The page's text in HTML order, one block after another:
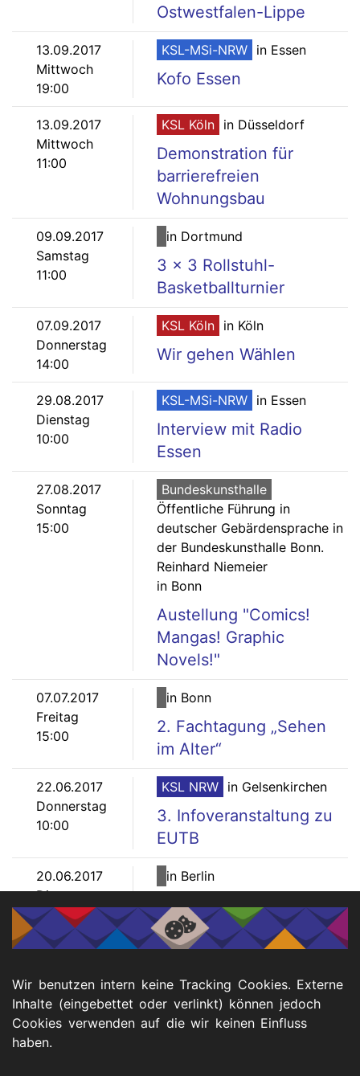
Ostwestfalen-Lippe
13.09.2017
Mittwoch
19:00
KSL-MSi-NRW in Essen
Kofo Essen
13.09.2017
Mittwoch
11:00
KSL Köln in Düsseldorf
Demonstration für
barrierefreien
Wohnungsbau
09.09.2017
Samstag
11:00
in Dortmund
3 x 3 Rollstuhl-
Basketballturnier
07.09.2017
Donnerstag
14:00
KSL Köln in Köln
Wir gehen Wählen
29.08.2017
Dienstag
10:00
KSL-MSi-NRW in Essen
Interview mit Radio
Essen
27.08.2017
Sonntag
15:00
Bundeskunsthalle
Öffentliche Führung in
deutscher Gebärdensprache in
der Bundeskunsthalle Bonn.
Reinhard Niemeier
in Bonn
Austellung "Comics!
Mangas! Graphic
Novels!"
07.07.2017
Freitag
15:00
in Bonn
2. Fachtagung „Sehen
im Alter“
22.06.2017
Donnerstag
10:00
KSL NRW in Gelsenkirchen
3. Infoveranstaltung zu
EUTB
20.06.2017
Dienstag
10:00
in Berlin
Gebärdentalkrunde
Fingerzeig
Seite
83 ⏭️
Wir benutzen intern keine Tracking Cookies. Externe
Inhalte (eingebettet oder verlinkt) können jedoch
Cookies verwenden auf die wir keinen Einfluss
haben.